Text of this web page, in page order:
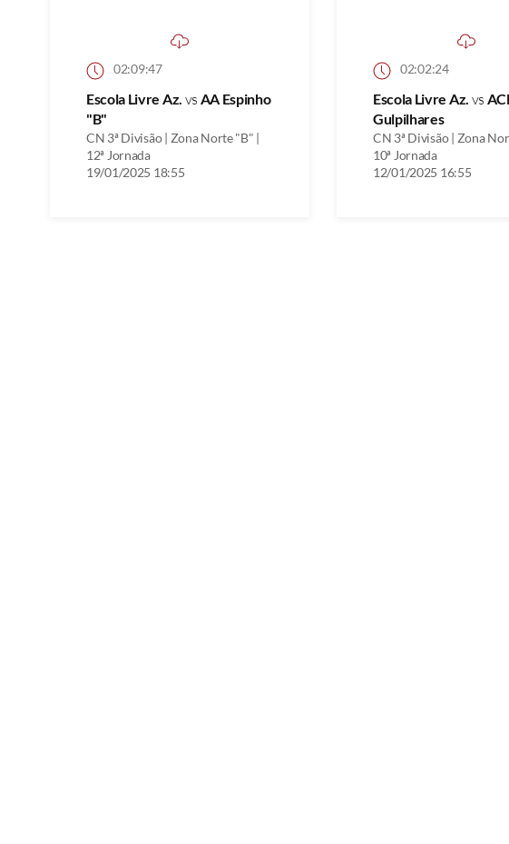
02:09:47
Escola Livre Az. vs AA Espinho
"B"
CN 3ª Divisão | Zona Norte "B" |
12ª Jornada
19/01/2025 18:55
02:02:24
Escola Livre Az. vs
Gulpilhares
CN 3ª Divisão | Zona
10ª Jornada
12/01/2025 16:55